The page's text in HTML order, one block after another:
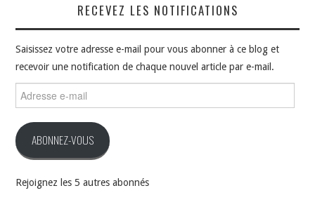
RECEVEZ LES NOTIFICATIONS
Saisissez votre adresse e-mail pour vous abonner à ce blog et
recevoir une notification de chaque nouvel article par e-mail.
e-
ABONNEZ-VOUS
Rejoignez les 5 autres abonnés